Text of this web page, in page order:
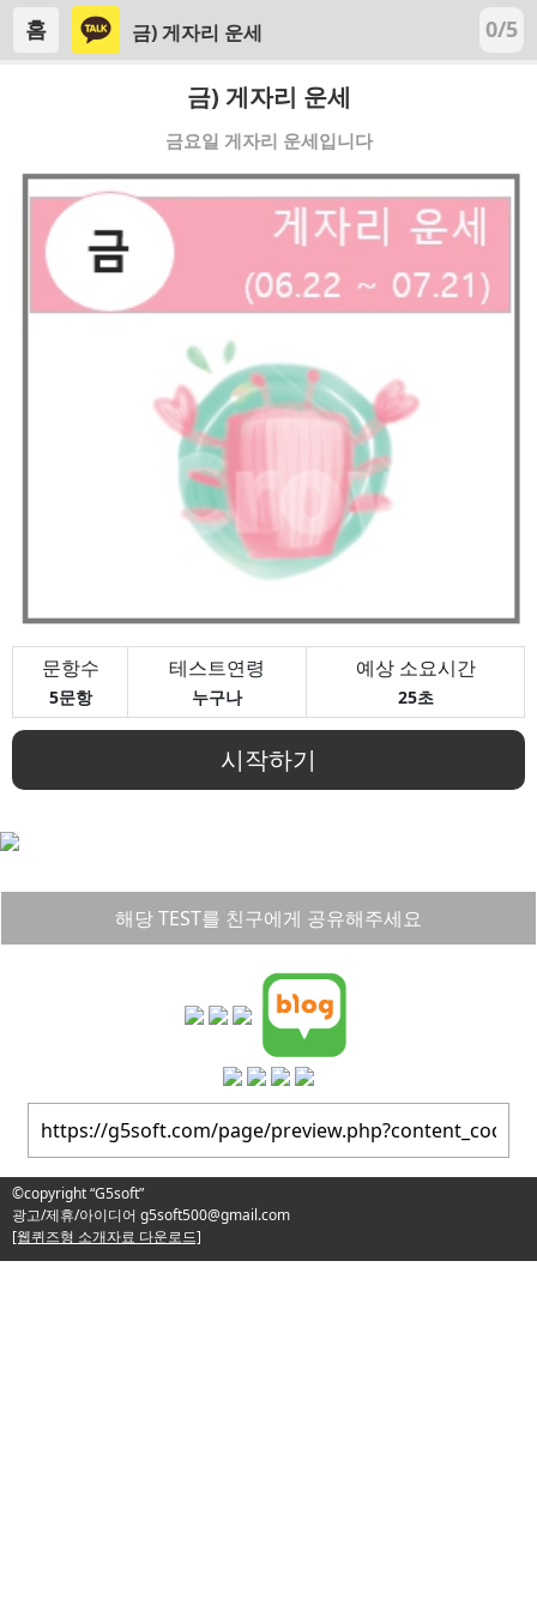
홈 금) 게자리 운세 0/5
금) 게자리 운세
금요일 게자리 운세입니다
문항수
5문항
테스트연령
누구나
예상 소요시간
25초
시작하기
해당 TEST를 친구에게 공유해주세요
©copyright “G5soft”
광고/제휴/아이디어 g5soft500@gmail.com
[웹퀴즈형 소개자료 다운로드]